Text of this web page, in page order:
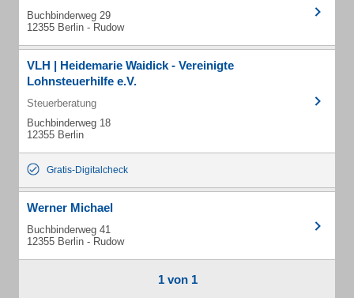
Buchbinderweg 29
12355 Berlin - Rudow
VLH | Heidemarie Waidick - Vereinigte
Lohnsteuerhilfe e.V.
Steuerberatung
Buchbinderweg 18
12355 Berlin
Gratis-Digitalcheck
Werner Michael
Buchbinderweg 41
12355 Berlin - Rudow
1 von 1